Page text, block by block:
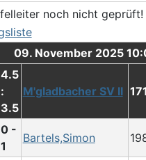
09. November 2025
4.5
:
3.5
M'gladbacher SV II
0 -
1
Bartels,Simon